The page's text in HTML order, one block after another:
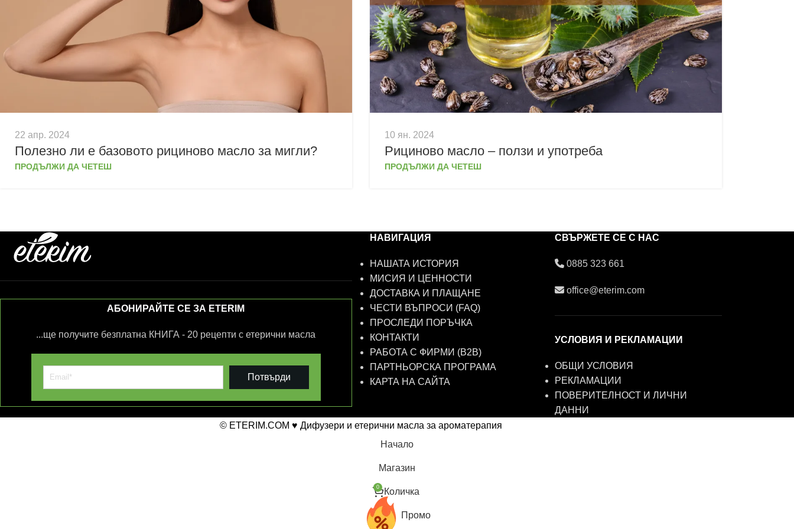
22 апр. 2024
Полезно ли е базовото рициново масло за мигли?
ПРОДЪЛЖИ ДА ЧЕТЕШ
10 ян. 2024
Рициново масло – ползи и употреба
ПРОДЪЛЖИ ДА ЧЕТЕШ
АБОНИРАЙТЕ СЕ ЗА ETERIM
...ще получите безплатна КНИГА - 20 рецепти с етерични масла
Потвърди
НАВИГАЦИЯ
НАШАТА ИСТОРИЯ
МИСИЯ И ЦЕННОСТИ
ДОСТАВКА И ПЛАЩАНЕ
ЧЕСТИ ВЪПРОСИ (FAQ)
ПРОСЛЕДИ ПОРЪЧКА
КОНТАКТИ
РАБОТА С ФИРМИ (B2B)
ПАРТНЬОРСКА ПРОГРАМА
КАРТА НА САЙТА
СВЪРЖЕТЕ СЕ С НАС
0885 323 661
office@eterim.com
УСЛОВИЯ И РЕКЛАМАЦИИ
ОБЩИ УСЛОВИЯ
РЕКЛАМАЦИИ
ПОВЕРИТЕЛНОСТ И ЛИЧНИ
ДАННИ
© ETERIM.COM ♥ Дифузери и етерични масла за ароматерапия
Начало
Магазин
0 Количка
Промо